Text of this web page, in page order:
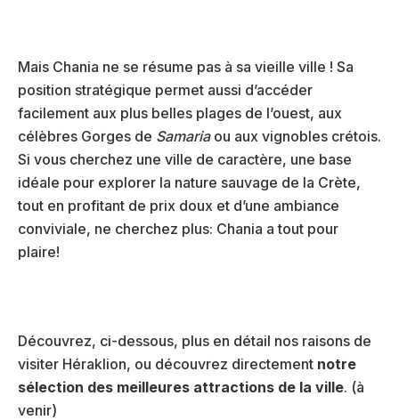
Mais Chania ne se résume pas à sa vieille ville ! Sa
position stratégique permet aussi d’accéder
facilement aux plus belles plages de l’ouest, aux
célèbres Gorges de Samariaou aux vignobles crétois.
Si vous cherchez une ville de caractère, une base
idéale pour explorer la nature sauvage de la Crète,
tout en profitant de prix doux et d’une ambiance
conviviale, ne cherchez plus: Chania a tout pour
plaire!
Découvrez, ci-dessous, plus en détail nos raisons de
visiter Héraklion, ou découvrez directement notre
sélection des meilleures attractions de la ville. (à
venir)